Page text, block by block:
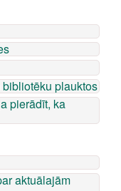
plauktos
pierādīt, ka
aktuālajām